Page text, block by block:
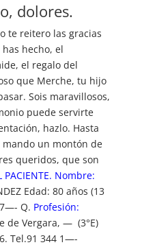
dolores.
te reitero las gracias
hecho, el
el regalo del
que Merche, tu hijo
Sois maravillosos,
puede servirte
hazlo. Hasta
un montón de
queridos, que son
PACIENTE. Nombre:
Edad: 80 años (13
Q. Profesión:
de Vergara, — (3°E)
Tel.91 344 1—-